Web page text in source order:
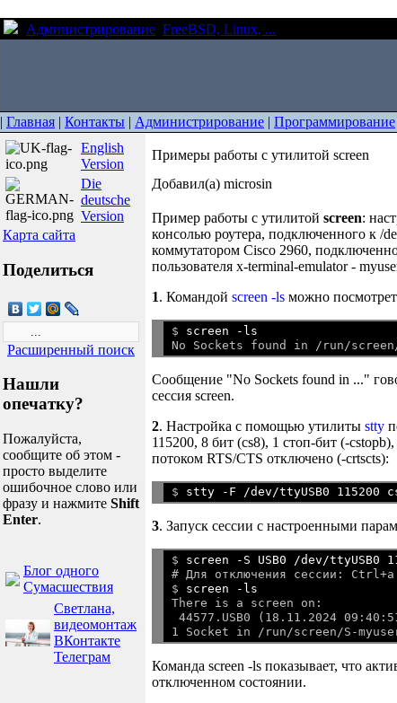
Администрирование FreeBSD, Linux, ...
| Главная | Контакты | Администрирование | Программирование
English
Version
Die
deutsche
Version
Карта сайта
Поделиться
Расширенный поиск
Нашли
опечатку?
Пожалуйста,
сообщите об этом -
просто выделите
ошибочное слово или
фразу и нажмите Shift
Enter.
Блог одного
Сумасшествия
Светлана,
видеомонтаж
ВКонтакте
Телеграм
Примеры работы с утилитой screen
Добавил(а) microsin
Пример работы с утилитой screen:
консолью роутера, подключенного к /
коммутатором Cisco 2960,
пользователя x-terminal-emulator -
1. Командой screen -ls можно
$ screen -ls
Сообщение "No Sockets found in ..."
сессия screen.
2. Настройка с помощью утилиты stty
115200, 8 бит (cs8), 1 стоп-бит (-
потоком RTS/CTS отключено (-crtscts):
$
3. Запуск сессии с настроенными
$ screen -S USB0 /dev/ttyUSB0
# Для отключения сессии: Ctrl+a
$ screen -ls
There is a screen on:
44577.USB0 (18.11.2024
Команда screen -ls показывает, что
отключенном состоянии.